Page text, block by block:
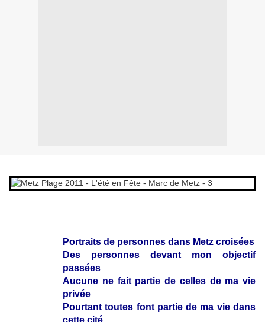
Portraits de personnes dans Metz croisées
Des personnes devant mon objectif
passées
Aucune ne fait partie de celles de ma vie
privée
Pourtant toutes font partie de ma vie dans